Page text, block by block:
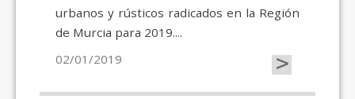
urbanos y rústicos radicados en la Región
de Murcia para 2019....
02/01/2019
>